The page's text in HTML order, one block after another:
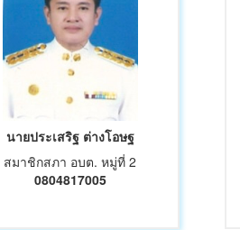
นายประเสริฐ ต่างโอษฐ
สมาชิกสภา อบต. หมู่ที่ 2
0804817005